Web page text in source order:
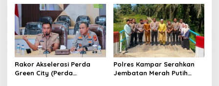
Padamkan Api di Pasir
Limau Kapas
Berkelanjutan
Rakor Akselerasi Perda
Green City (Perda
Polres Kampar Serahkan
Jembatan Merah Putih